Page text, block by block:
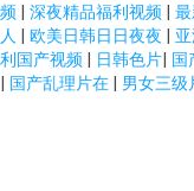
频 | 深夜精品福利视频 |
人 | 欧美日韩日日夜夜 |
利国产视频 | 日韩色片| 国
| 国产乱理片在 | 男女三级